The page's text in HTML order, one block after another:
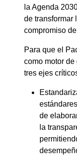
la Agenda
de transformar
compromiso
Para que el
como motor
tres ejes
de
la